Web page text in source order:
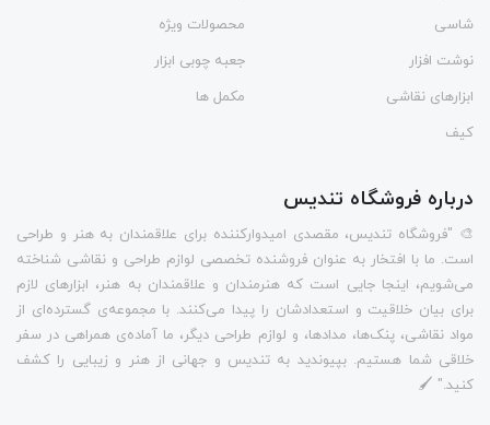
شاسی
محصولات ویژه
نوشت افزار
جعبه چوبی ابزار
ابزارهای نقاشی
مکمل ها
کیف
درباره فروشگاه تندیس
🎨 "فروشگاه تندیس، مقصدی امیدوارکننده برای علاقمندان به هنر و طراحی
است. ما با افتخار به عنوان فروشنده تخصصی لوازم طراحی و نقاشی شناخته
می‌شویم، اینجا جایی است که هنرمندان و علاقمندان به هنر، ابزارهای لازم
برای بیان خلاقیت و استعدادشان را پیدا می‌کنند. با مجموعه‌ی گسترده‌ای از
مواد نقاشی، پنک‌ها، مدادها، و لوازم طراحی دیگر، ما آماده‌ی همراهی در سفر
خلاقی شما هستیم. بپیوندید به تندیس و جهانی از هنر و زیبایی را کشف
کنید." 🖌️